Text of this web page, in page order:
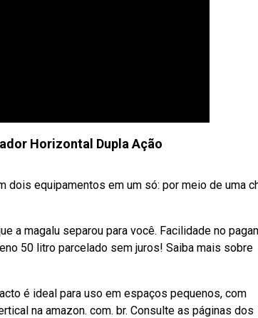
Horizontal Dupla Ação
dois equipamentos em um só: por meio de uma
a magalu separou para você. Facilidade no
50 litro parcelado sem juros! Saiba mais sobre
é ideal para uso em espaços pequenos, com
na amazon. com. br. Consulte as páginas dos